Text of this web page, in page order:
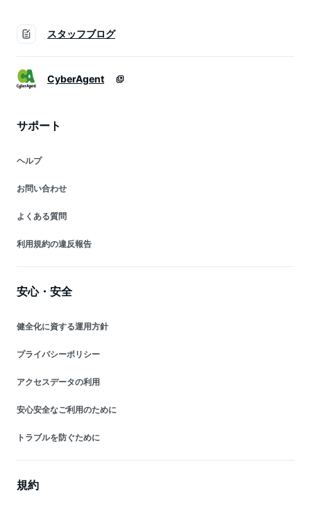
スタッフブログ
CyberAgent
サポート
ヘルプ
お問い合わせ
よくある質問
利用規約の違反報告
安心・安全
健全化に資する運用方針
プライバシーポリシー
アクセスデータの利用
安心安全なご利用のために
トラブルを防ぐために
規約